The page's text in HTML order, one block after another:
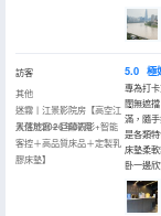
訪客
其他
迷霧丨江景影院房【高空江
景落地窗＋巨幕觀影+智能
客控＋高品質床品＋定製乳
膠床墊】
入住於2026年07月
5.0 極
專為打
闊無遮
滿，隨
是各類
床墊柔
卧一邊